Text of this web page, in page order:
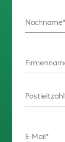
Nachname
Postleitzahl
E-Mail